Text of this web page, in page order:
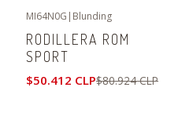
MI64N0G | Blunding
RODILLERA ROM
SPORT
$50.412 CLP$80.924 CLP